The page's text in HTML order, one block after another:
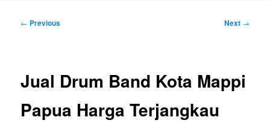
Post
← Previous Next →
Jual Drum Band Kota Mappi
Papua Harga Terjangkau